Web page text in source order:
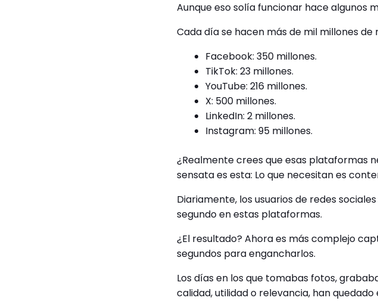
Aunque eso solía funcionar hace algunos
Cada día se hacen más de mil millones de
Facebook: 350 millones.
TikTok: 23 millones.
YouTube: 216 millones.
X: 500 millones.
LinkedIn: 2 millones.
Instagram: 95 millones.
¿Realmente crees que esas plataformas
sensata es esta: Lo que necesitan es
Diariamente, los usuarios de redes
segundo en estas plataformas.
¿El resultado? Ahora es más complejo
segundos para engancharlos.
Los días en los que tomabas fotos,
calidad, utilidad o relevancia, han quedado